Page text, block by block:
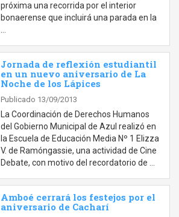
próxima una recorrida por el interior
bonaerense que incluirá una parada en la
Jornada de reflexión estudiantil
en un nuevo aniversario de La
Noche de los Lápices
Publicado 13/09/2013
La Coordinación de Derechos Humanos
del Gobierno Municipal de Azul realizó en
la Escuela de Educación Media Nº 1 Elizza
V. de Ramóngassie, una actividad de Cine
Debate, con motivo del recordatorio de …
Amboé cerrará los festejos por el
aniversario de Cacharí